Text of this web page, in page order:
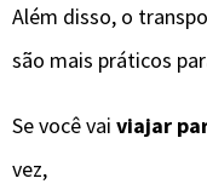
Além disso, o
são mais práticos
Se você vai viajar
vez,